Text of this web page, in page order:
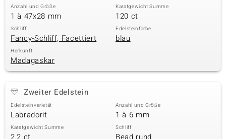
Anzahl und Größe
1 à 47x28 mm
Karatgewicht Summe
120 ct
Schliff
Fancy-Schliff, Facettiert
Edelsteinfarbe
blau
Herkunft
Madagaskar
Zweiter Edelstein
Edelsteinvarietät
Labradorit
Anzahl und Größe
1 à 6 mm
Karatgewicht Summe Schliff